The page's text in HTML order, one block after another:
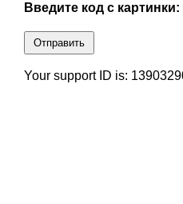
Введите код с картинки:
Отправить
Your support ID is: